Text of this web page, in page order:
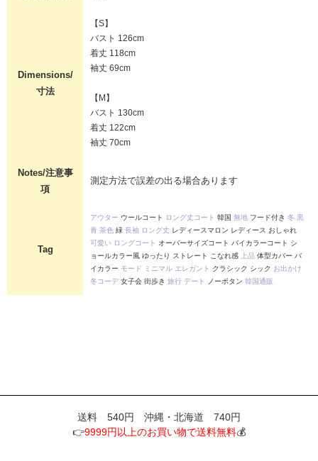
Dimensions/
寸法
【S】
バスト 126cm
着丈 118cm
袖丈 69cm
【M】
バスト 130cm
着丈 122cm
袖丈 70cm
Notes/注意事
項
測定方法で誤差の出る場合あります
Tag
アウター ウールコート ロング丈コート 韓国 無地 フード付き 冬 黒
青 茶色 緑 長袖 ロング丈 レディースマロン レディース おしゃれ
可愛い ロングコート オーバーサイズコート バイカラーコート シ
ョールカラー風 ゆったり ストレート こなれ感
上品 体型カバー バ
イカラー モード ミニマル エレガント クラシック シック お出かけ
冬コーデ 女子会 街歩き 旅行 デート ノーボタン 韓国通販
送料 540円 沖縄・北海道 740円
👉9999円以上のお買い物で送料無料💰